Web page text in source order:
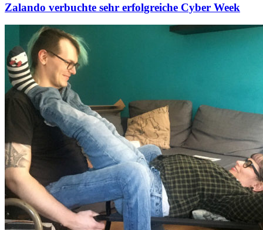
Zalando verbuchte sehr erfolgreiche Cyber Week